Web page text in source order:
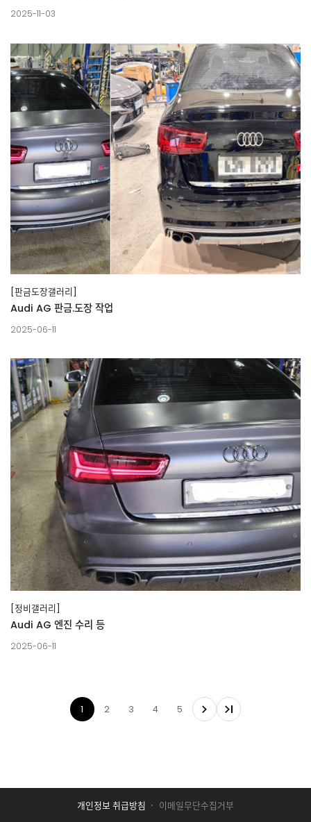
2025-11-03
[판금도장갤러리]
Audi AG 판금.도장 작업
2025-06-11
[정비갤러리]
Audi AG 엔진 수리 등
2025-06-11
1 2 3 4 5
개인정보 취급방침 이메일무단수집거부